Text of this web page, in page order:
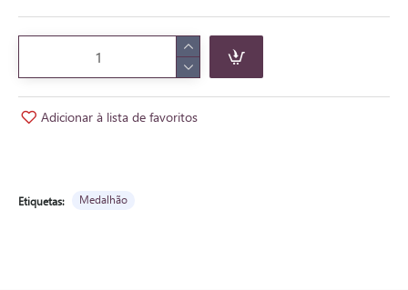
Adicionar à lista de favoritos
Etiquetas: Medalhão